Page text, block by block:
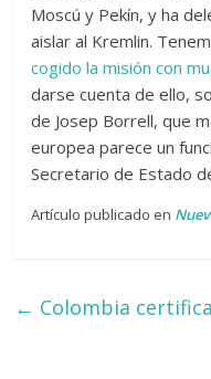
Moscú y Pekín, y ha
aislar al Kremlin.
cogido la misión con
darse cuenta de ello,
de Josep Borrell, que
europea parece un
Secretario de Estado
Artículo publicado en
← Colombia